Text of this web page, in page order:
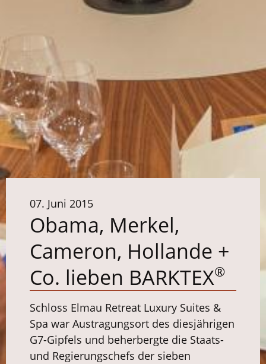
07. Juni 2015
Obama, Merkel,
Cameron, Hollande +
Co. lieben BARKTEX®
Schloss Elmau Retreat Luxury Suites &
Spa war Austragungsort des diesjährigen
G7-Gipfels und beherbergte die Staats-
und Regierungschefs der sieben